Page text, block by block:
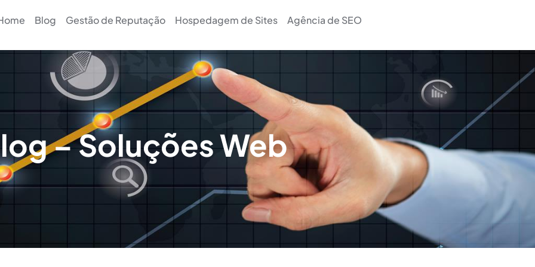
Blog Gestão de Reputação Hospedagem de Sites Agência de SEO
– Soluções Web